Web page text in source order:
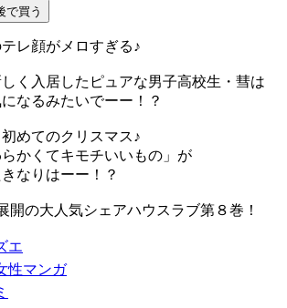
で買う
レ顔がメロすぎる♪
く入居したピュアな男子高校生・彗は
なるみたいでーー！？
めてのクリスマス♪
かくてキモチいいもの」が
なりはーー！？
開の大人気シェアハウスラブ第８巻！
エ
性マンガ